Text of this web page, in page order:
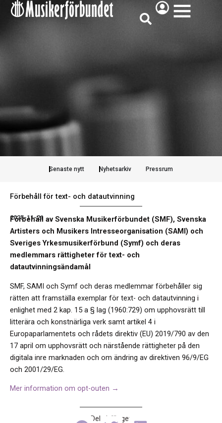
Hoppa
ÖPPNA
Senaste nytt Nyhetsarkiv Pressrum
Förbehåll för text- och datautvinning
2025-11-21
Förbehåll av Svenska Musikerförbundet (SMF), Svenska
Artisters och Musikers Intresseorganisation (SAMI) och
Sveriges Yrkesmusikerförbund (Symf) och deras
medlemmars rättigheter för text- och
datautvinningsändamål
SMF, SAMI och Symf och deras medlemmar förbehåller sig
rätten att framställa exemplar för text- och datautvinning i
enlighet med 2 kap. 15 a § lag (1960:729) om upphovsrätt till
litterära och konstnärliga verk samt artikel 4 i
Europaparlamentets och rådets direktiv (EU) 2019/790 av den
17 april om upphovsrätt och närstående rättigheter på den
digitala inre marknaden och om ändring av direktiven 96/9/EG
och 2001/29/EG.
Mer information om opt-outen →
Dela inlägget